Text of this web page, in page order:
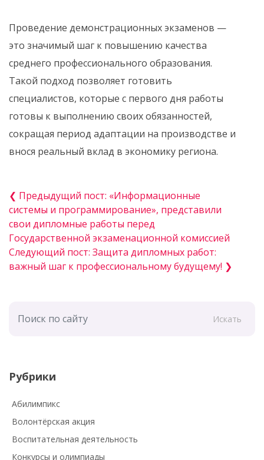
Проведение демонстрационных экзаменов —
это значимый шаг к повышению качества
среднего профессионального образования.
Такой подход позволяет готовить
специалистов, которые с первого дня работы
готовы к выполнению своих обязанностей,
сокращая период адаптации на производстве и
внося реальный вклад в экономику региона.
❮ Предыдущий пост: «Информационные
системы и программирование», представили
свои дипломные работы перед
Государственной экзаменационной комиссией
Следующий пост: Защита дипломных работ:
важный шаг к профессиональному будущему! ❯
Искать
Рубрики
Абилимпикс
Волонтёрская акция
Воспитательная деятельность
Конкурсы и олимпиады